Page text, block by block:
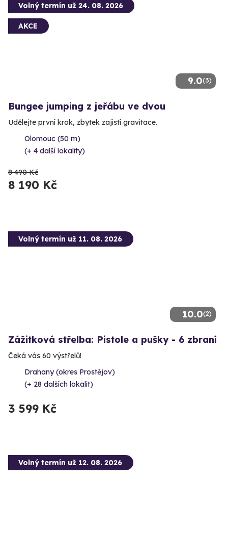
9.0(3)
Volný termín už 24. 08. 2026
AKCE
Bungee jumping z jeřábu ve dvou
Udělejte první krok, zbytek zajistí gravitace.
Olomouc (50 m)
(+ 4 další lokality)
8 490 Kč
8 190 Kč
10.0(2)
Volný termín už 11. 08. 2026
Zážitková střelba: Pistole a pušky - 6 zbraní
Čeká vás 60 výstřelů!
Drahany (okres Prostějov)
(+ 28 dalších lokalit)
3 599 Kč
Volný termín už 12. 08. 2026